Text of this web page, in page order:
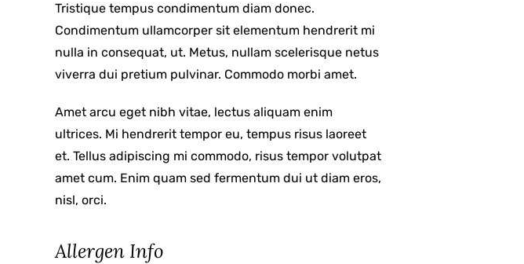
Tristique tempus condimentum diam donec.
Condimentum ullamcorper sit elementum hendrerit mi
nulla in consequat, ut. Metus, nullam scelerisque netus
viverra dui pretium pulvinar. Commodo morbi amet.
Amet arcu eget nibh vitae, lectus aliquam enim
ultrices. Mi hendrerit tempor eu, tempus risus laoreet
et. Tellus adipiscing mi commodo, risus tempor volutpat
amet cum. Enim quam sed fermentum dui ut diam eros,
nisl, orci.
Allergen Info